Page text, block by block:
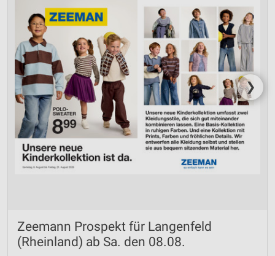
❯
Zeemann Prospekt für Langenfeld
(Rheinland) ab Sa. den 08.08.